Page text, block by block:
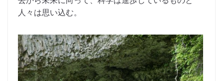
人々は思い込む。